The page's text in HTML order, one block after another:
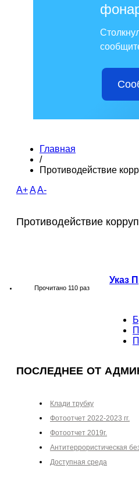
Главная
/
Противодействие
A+AA-
Противодействие
Прочитано 110 раз
Указ
ПОСЛЕДНЕЕ ОТ
Клади трубку
Фотоотчет 2022-2023 гг.
Фотоотчет 2019г.
Антитеррористическая
Доступная среда